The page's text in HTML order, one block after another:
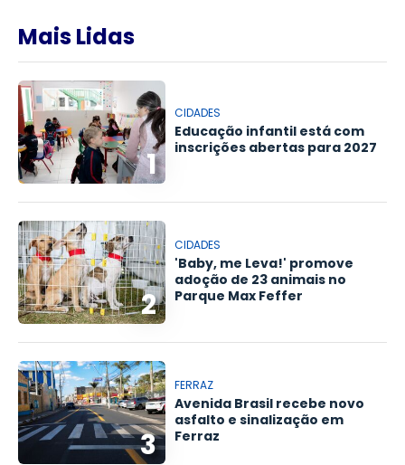
Mais Lidas
1
CIDADES
Educação infantil está com
inscrições abertas para 2027
2
CIDADES
'Baby, me Leva!' promove
adoção de 23 animais no
Parque Max Feffer
3
FERRAZ
Avenida Brasil recebe novo
asfalto e sinalização em
Ferraz